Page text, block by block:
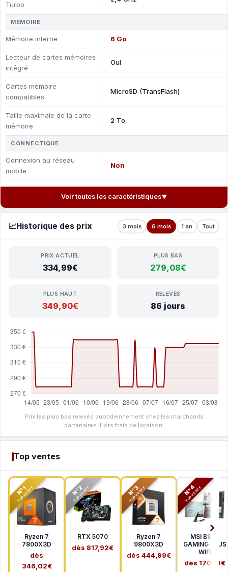
Turbo
MÉMOIRE
Mémoire interne 6 Go
Lecteur de cartes mémoires
intégré
Oui
Cartes mémoire
compatibles
MicroSD (TransFlash)
Taille maximale de la carte
mémoire
2 To
CONNECTIQUE
Connexion au réseau
mobile
Non
Voir toutes les caractéristiques▼
📈Historique des prix 3 mois 6 mois 1 an Tout
PRIX ACTUEL
334,99€
PLUS BAS
279,08€
PLUS HAUT
349,90€
RELEVÉS
86 jours
Prix les plus bas relevés quotidiennement chez les marchands
partenaires. Hors frais de livraison.
Top ventes
N°1
TOP VENTE
Ryzen 7
7800X3D
dès
346,02€
N°2
TOP VENTE
RTX 5070
dès 817,92€
N°3
TOP VENTE
Ryzen 7
9800X3D
dès 444,99€
N°4
TOP VENTE
MSI B850
GAMING PLUS
WIFI
dès 170,18€